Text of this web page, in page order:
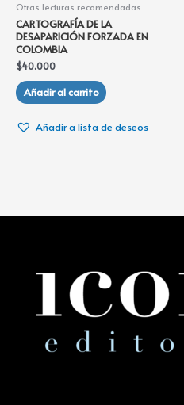
Otras lecturas recomendadas
CARTOGRAFÍA DE LA
DESAPARICIÓN FORZADA EN
COLOMBIA
$40.000
Añadir al carrito
Añadir a lista de deseos